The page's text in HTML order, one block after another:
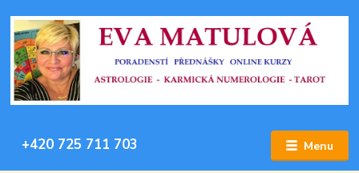
Menu
+420 725 711 703